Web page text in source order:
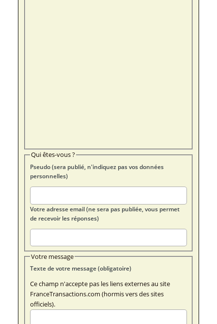
Qui êtes-vous ?
Pseudo (sera publié, n'indiquez pas vos données
personnelles)
Votre adresse email (ne sera pas publiée, vous permet
de recevoir les réponses)
Votre message
Texte de votre message (obligatoire)
Ce champ n'accepte pas les liens externes au site
FranceTransactions.com (hormis vers des sites
officiels).